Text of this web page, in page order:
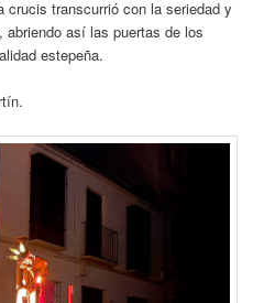
transcurrió con la seriedad y
abriendo así las puertas de los
estepeña.